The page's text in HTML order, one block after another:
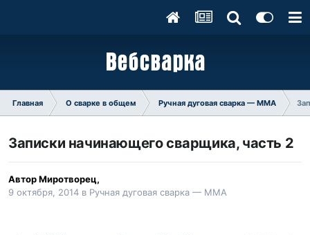
Главная О сварке в общем Ручная дуговая сварка — ММA
Записки начинающего сварщика, часть 2
АвторМиротворец,
9 октября, 2014 в Ручная дуговая сварка — ММA